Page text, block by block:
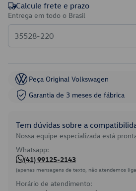
Calcule frete e prazo
Entrega em todo o Brasil
Peça Original Volkswagen
Garantia de 3 meses de fábrica
Tem dúvidas sobre a
Nossa equipe especializada está
Whatsapp:
(41) 99125-2143
(apenas mensagens de texto, não atendemos
Horário de atendimento: